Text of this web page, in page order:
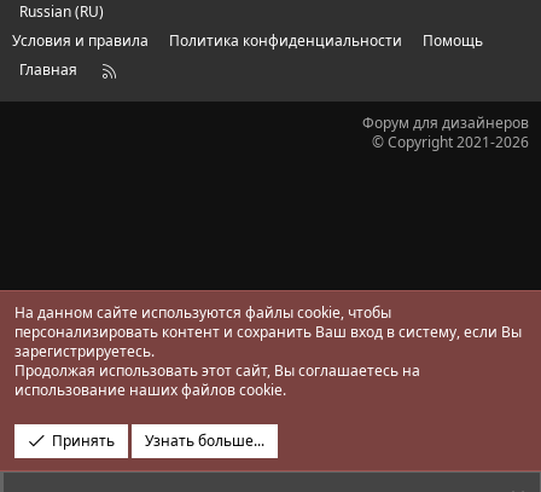
Russian (RU)
Условия и правила
Политика конфиденциальности
Помощь
Главная
R
Форум для дизайнеров
© Copyright 2021-2026
На данном сайте используются файлы cookie, чтобы
персонализировать контент и сохранить Ваш вход в систему, если Вы
зарегистрируетесь.
Продолжая использовать этот сайт, Вы соглашаетесь на
использование наших файлов cookie.
Принять Узнать больше...